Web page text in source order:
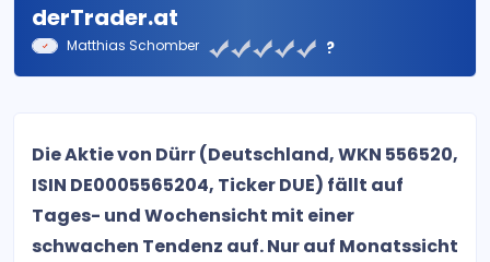
derTrader.at
Matthias Schomber ?
Die Aktie von Dürr (Deutschland, WKN 556520,
ISIN DE0005565204, Ticker DUE) fällt auf
Tages- und Wochensicht mit einer
schwachen Tendenz auf. Nur auf Monatssicht